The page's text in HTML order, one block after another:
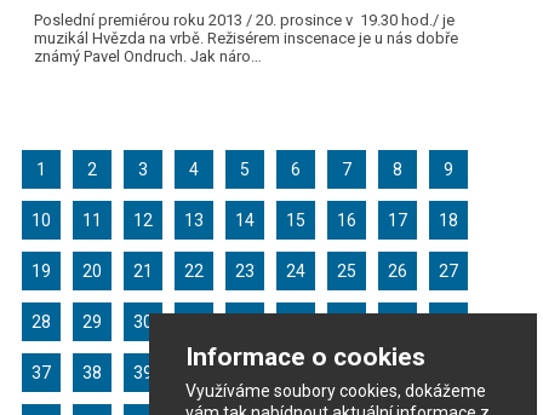
Informace o cookies
Využíváme soubory cookies, dokážeme
Poslední premiérou roku 2013 / 20. prosince v 19.30 hod./ je
muzikál Hvězda na vrbě. Režisérem inscenace je u nás dobře
známý Pavel Ondruch. Jak náro…
1 2 3 4 5 6 7 8 9
10 11 12 13 14 15 16 17 18
19 20 21 22 23 24 25 26 27
28 29 30
37 38 39